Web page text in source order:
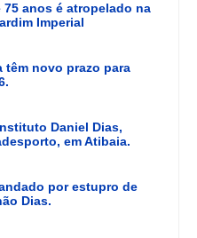
anos é atropelado na
Imperial
têm novo prazo para
Daniel Dias,
em Atibaia.
por estupro de
Dias.